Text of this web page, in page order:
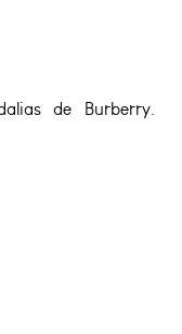
de Burberry.